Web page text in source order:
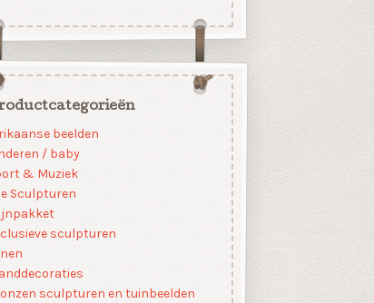
beelden
/ baby
& Muziek
Sculpturen
sculpturen
sculpturen en tuinbeelden